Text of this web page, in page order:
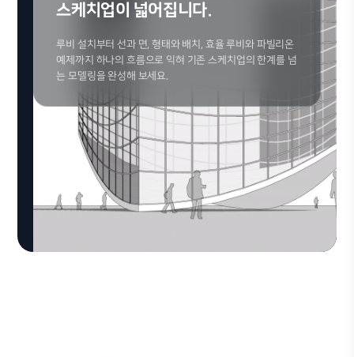
스케치업이 넓어집니다.
루비 설치부터 선과 면, 형태와 배치, 효율 루비와 파빌리온
예제까지 하나의 흐름으로 익혀 기존 스케치업의 한계를 넘
는 모델링을 완성해 보세요.